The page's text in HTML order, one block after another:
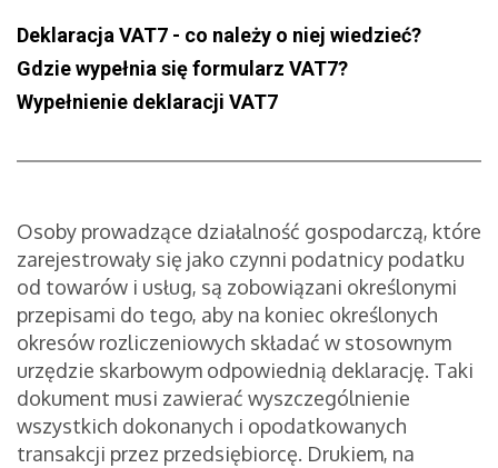
Deklaracja VAT7 - co należy o niej wiedzieć?
Gdzie wypełnia się formularz VAT7?
Wypełnienie deklaracji VAT7
Osoby prowadzące działalność gospodarczą, które
zarejestrowały się jako czynni podatnicy podatku
od towarów i usług, są zobowiązani określonymi
przepisami do tego, aby na koniec określonych
okresów rozliczeniowych składać w stosownym
urzędzie skarbowym odpowiednią deklarację. Taki
dokument musi zawierać wyszczególnienie
wszystkich dokonanych i opodatkowanych
transakcji przez przedsiębiorcę. Drukiem, na